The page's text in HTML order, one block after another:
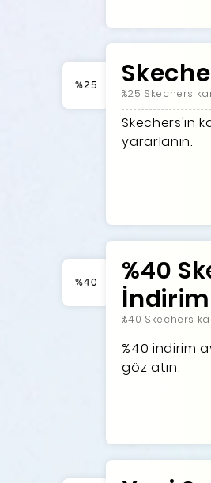
%25
%25 Skechers
Skechers'ın
yararlanın.
%40
%40
%40 Skechers
%40 indirim
göz atın.